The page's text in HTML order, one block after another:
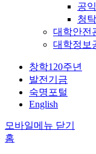
공
청
대학안전
대학정보
창학120주년
발전기금
숙명포털
English
모바일메뉴 닫기
홈